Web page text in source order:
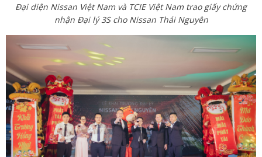
Đại diện Nissan Việt Nam và TCIE Việt Nam trao giấy chứng
nhận Đại lý 3S cho Nissan Thái Nguyên